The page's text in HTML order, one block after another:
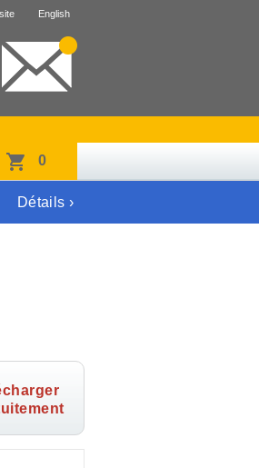
English
0
Détails ›